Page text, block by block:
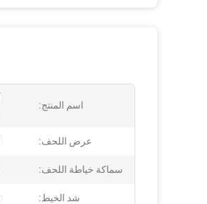
اسم المنتج:
عرض اللحف:
سماكة خياطة اللحف:
شد الخيط: